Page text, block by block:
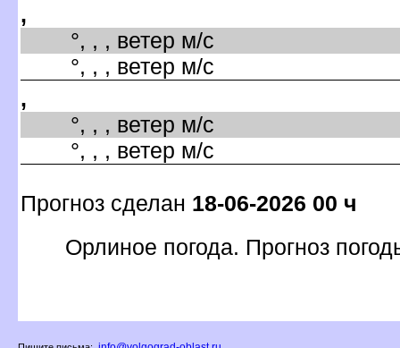
,
°, , , ветер м/с
°, , , ветер м/с
,
°, , , ветер м/с
°, , , ветер м/с
Прогноз сделан 18-06-2026 00 ч
Орлиное погода. Прогноз